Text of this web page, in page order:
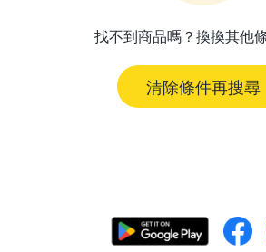
找不到商品嗎？換換其他
清除條件再搜尋